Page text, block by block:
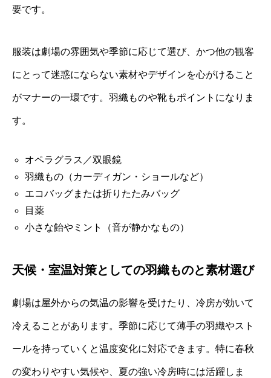
要です。
服装は劇場の雰囲気や季節に応じて選び、かつ他の観客
にとって迷惑にならない素材やデザインを心がけること
がマナーの一環です。羽織ものや靴もポイントになりま
す。
オペラグラス／双眼鏡
羽織もの（カーディガン・ショールなど）
エコバッグまたは折りたたみバッグ
目薬
小さな飴やミント（音が静かなもの）
天候・室温対策としての羽織ものと素材選び
劇場は屋外からの気温の影響を受けたり、冷房が効いて
冷えることがあります。季節に応じて薄手の羽織やスト
ールを持っていくと温度変化に対応できます。特に春秋
の変わりやすい気候や、夏の強い冷房時には活躍しま